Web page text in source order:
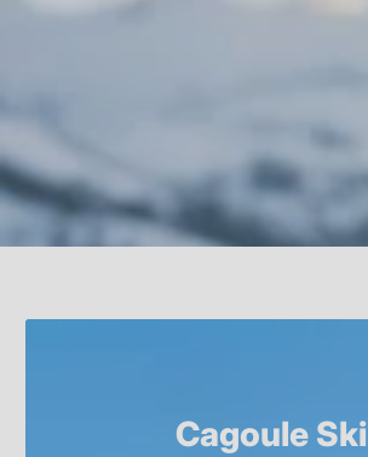
Cagoule Ski